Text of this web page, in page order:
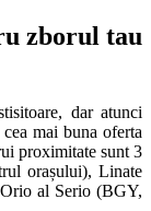
zborul tau
dar atunci
mai buna oferta
proximitate sunt 3
orașului), Linate
al Serio (BGY,